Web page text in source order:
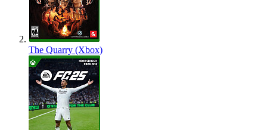
The Quarry (Xbox)